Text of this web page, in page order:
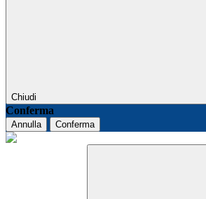
Chiudi
Conferma
Annulla Conferma